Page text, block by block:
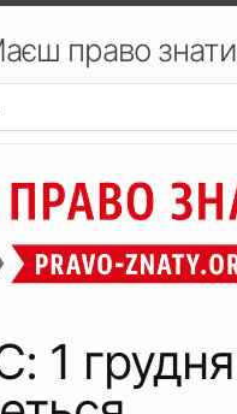
право знати
1 грудня